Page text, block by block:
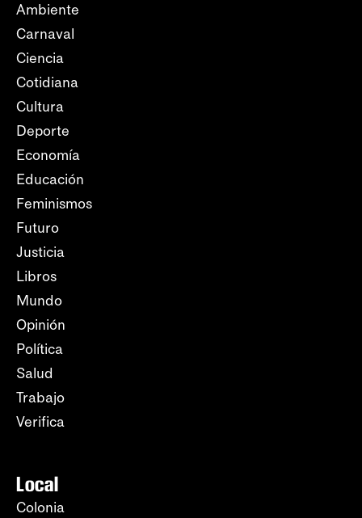
Ambiente
Carnaval
Ciencia
Cotidiana
Cultura
Deporte
Economía
Educación
Feminismos
Futuro
Justicia
Libros
Mundo
Opinión
Política
Salud
Trabajo
Verifica
Local
Colonia